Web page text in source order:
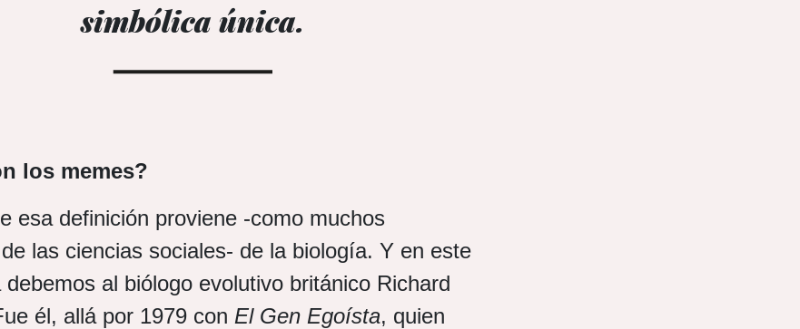
simbólica única.
los memes?
esa definición proviene -como muchos
las ciencias sociales- de la biología. Y en este
al biólogo evolutivo británico Richard
él, allá por 1979 con El Gen Egoísta, quien